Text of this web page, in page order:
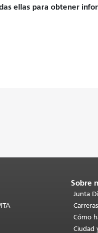
ellas para obtener
Sobre
Junta
Cómo
Ciudad